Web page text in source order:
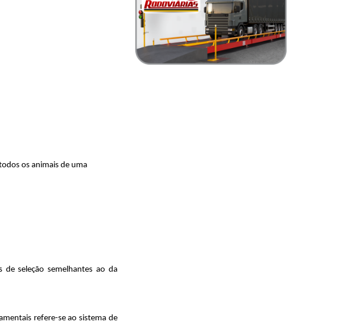
os animais de uma
seleção semelhantes ao da
refere-se ao sistema de